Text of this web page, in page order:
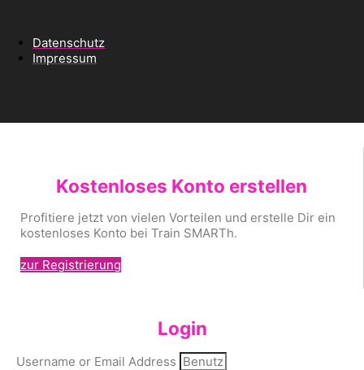
Datenschutz
Impressum
Kostenloses Konto erstellen
Profitiere jetzt von vielen Vorteilen und erstelle Dir ein
kostenloses Konto bei Train SMARTh.
zur Registrierung
Login
Username or Email Address